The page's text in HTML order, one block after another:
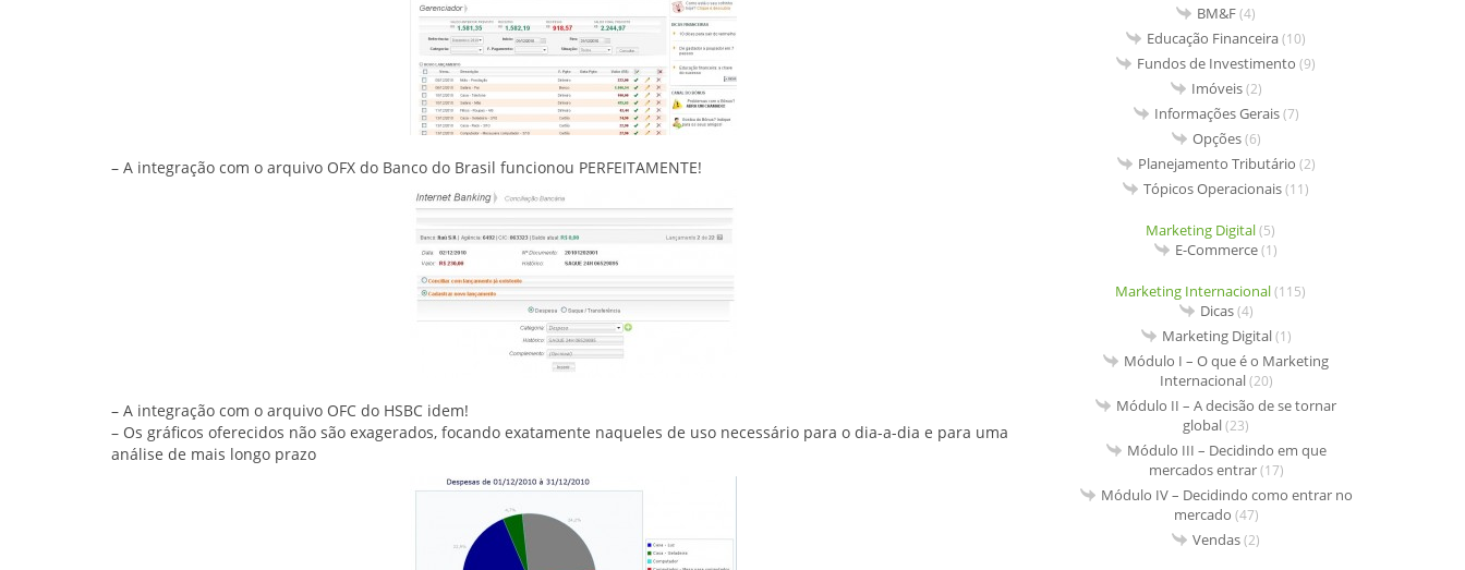
– A integração com o arquivo OFX do Banco do Brasil funcionou PERFEITAMENTE!
– A integração com o arquivo OFC do HSBC idem!
– Os gráficos oferecidos não são exagerados, focando exatamente naqueles de uso necessário para o dia-a-dia e para uma
análise de mais longo prazo
BM&F(4)
Educação Financeira(10)
Fundos de Investimento (9)
Imóveis(2)
Informações Gerais(7)
Opções(6)
Planejamento Tributário (2)
Tópicos Operacionais(11)
Marketing Digital(5)
E-Commerce(1)
Marketing Internacional(115)
Dicas(4)
Marketing Digital(1)
Módulo I – O que é o Marketing
Internacional(20)
Módulo II – A decisão de se tornar
global(23)
Módulo III – Decidindo em que
mercados entrar(17)
Módulo IV – Decidindo como entrar no
mercado (47)
Vendas(2)